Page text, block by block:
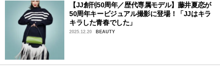
【JJ創刊50周年／歴代専属モデル】藤井夏恋が
50周年キービジュアル撮影に登場！「JJはキラ
キラした青春でした」
2025.12.20 BEAUTY